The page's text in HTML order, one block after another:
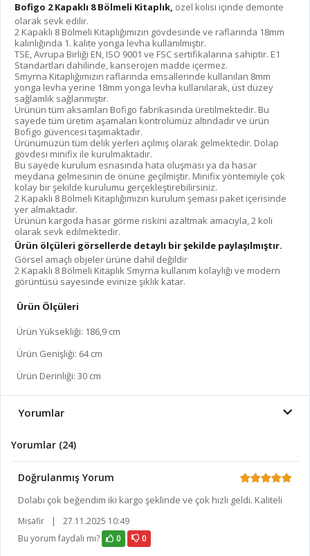
Bofigo 2 Kapaklı 8 Bölmeli Kitaplık, özel kolisi içinde demonte
olarak sevk edilir.
2 Kapaklı 8 Bölmeli Kitaplığımızın gövdesinde ve raflarında 18mm
kalınlığında 1. kalite yonga levha kullanılmıştır.
TSE, Avrupa Birliği EN, ISO 9001 ve FSC sertifikalarına sahiptir. E1
Standartları dahilinde, kanserojen madde içermez.
Smyrna Kitaplığımızın raflarında emsallerinde kullanılan 8mm
yonga levha yerine 18mm yonga levha kullanılarak, üst düzey
sağlamlık sağlanmıştır.
Ürünün tüm aksamları Bofigo fabrikasında üretilmektedir. Bu
sayede tüm üretim aşamaları kontrolümüz altındadır ve ürün
Bofigo güvencesi taşımaktadır.
Ürünümüzün tüm delik yerleri açılmış olarak gelmektedir. Dolap
gövdesi minifix ile kurulmaktadır.
Bu sayede kurulum esnasında hata oluşması ya da hasar
meydana gelmesinin de önüne geçilmiştir. Minifix yöntemiyle çok
kolay bir şekilde kurulumu gerçekleştirebilirsiniz.
2 Kapaklı 8 Bölmeli Kitaplığımızın kurulum şeması paket içerisinde
yer almaktadır.
Ürünün kargoda hasar görme riskini azaltmak amacıyla, 2 koli
olarak sevk edilmektedir.
Ürün ölçüleri görsellerde detaylı bir şekilde paylaşılmıştır.
Görsel amaçlı objeler ürüne dahil değildir
2 Kapaklı 8 Bölmeli Kitaplık Smyrna kullanım kolaylığı ve modern
görüntüsü sayesinde evinize şıklık katar.
Ürün Ölçüleri
Ürün Yüksekliği: 186,9 cm
Ürün Genişliği: 64 cm
Ürün Derinliği: 30 cm
Yorumlar
Yorumlar (24)
Doğrulanmış Yorum
Dolabı çok beğendim iki kargo şeklinde ve çok hızlı geldi. Kaliteli
Misafir |
27.11.2025 10:49
Bu yorum faydalı mı?
0 0